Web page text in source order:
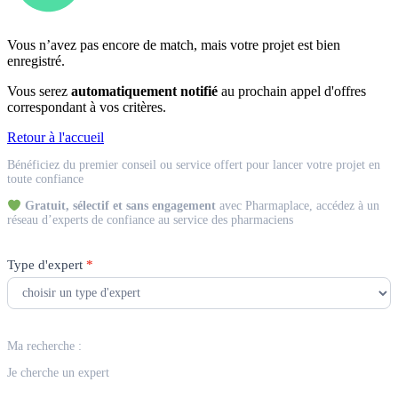
Vous n’avez pas encore de match, mais votre projet est bien
enregistré.
Vous serez automatiquement notifié au prochain appel d'offres
correspondant à vos critères.
Retour à l'accueil
Expert
Bénéficiez du premier conseil ou service offert pour lancer votre projet en
toute confiance
Gratuit, sélectif et sans engagementavec Pharmaplace, accédez à un
réseau d’experts de confiance au service des pharmaciens
Type d'expert *
Ma recherche :
Je cherche un expert